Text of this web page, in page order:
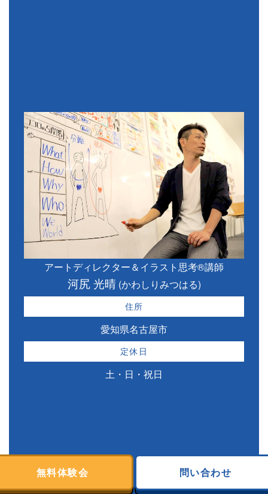
アートディレクター＆イラスト思考®講師
河尻 光晴(かわしりみつはる)
住所
愛知県名古屋市
定休日
土・日・祝日
無料体験会 問い合わせ